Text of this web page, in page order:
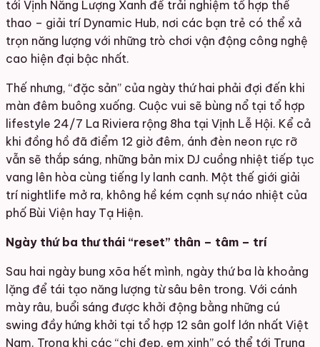
tới Vịnh Năng Lượng Xanh để trải nghiệm tổ hợp thể
thao – giải trí Dynamic Hub, nơi các bạn trẻ có thể xả
trọn năng lượng với những trò chơi vận động công nghệ
cao hiện đại bậc nhất.
Thế nhưng, “đặc sản” của ngày thứ hai phải đợi đến khi
màn đêm buông xuống. Cuộc vui sẽ bùng nổ tại tổ hợp
lifestyle 24/7 La Riviera rộng 8ha tại Vịnh Lễ Hội. Kể cả
khi đồng hồ đã điểm 12 giờ đêm, ánh đèn neon rực rỡ
vẫn sẽ thắp sáng, những bản mix DJ cuồng nhiệt tiếp tục
vang lên hòa cùng tiếng ly lanh canh. Một thế giới giải
trí nightlife mở ra, không hề kém cạnh sự náo nhiệt của
phố Bùi Viện hay Tạ Hiện.
Ngày thứ ba thư thái “reset” thân – tâm – trí
Sau hai ngày bung xõa hết mình, ngày thứ ba là khoảng
lặng để tái tạo năng lượng từ sâu bên trong. Với cánh
mày râu, buổi sáng được khởi động bằng những cú
swing đầy hứng khởi tại tổ hợp 12 sân golf lớn nhất Việt
Nam. Trong khi các “chị đẹp, em xinh” có thể tới Trung